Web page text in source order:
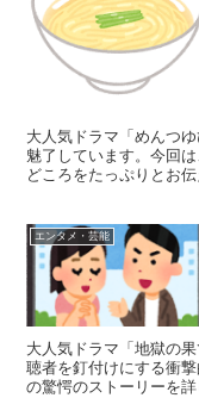
大人気ドラマ「めんつ
魅了しています。今回
どころをたっぷりとお
エンタメ・芸能
大人気ドラマ「地獄の
聴者を釘付けにする衝
の驚愕のストーリーを